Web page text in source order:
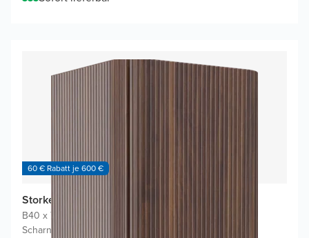
60 € Rabatt je 600 €
Storke Soft Badhochschrank
B40 x T35 x H170 cm
Scharniere Links oder Rechts